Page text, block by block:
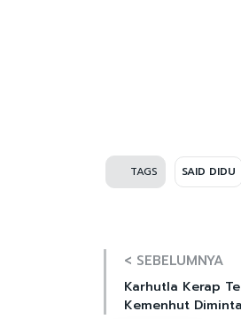
TAGS SAID DIDU
< SEBELUMNYA
Karhutla Kerap
Kemenhut